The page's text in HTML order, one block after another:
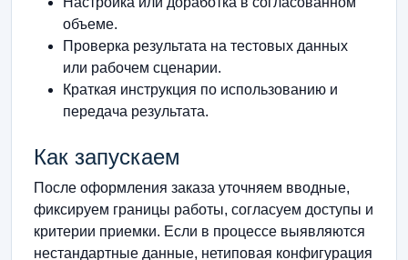
объеме.
Проверка результата на тестовых данных
или рабочем сценарии.
Краткая инструкция по использованию и
передача результата.
Как запускаем
После оформления заказа уточняем вводные,
фиксируем границы работы, согласуем доступы и
критерии приемки. Если в процессе выявляются
нестандартные данные, нетиповая конфигурация